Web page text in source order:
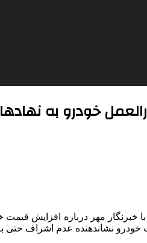
خودرو به
مهر درباره افزایش
خودرو نشاندهنده عدم اشراف